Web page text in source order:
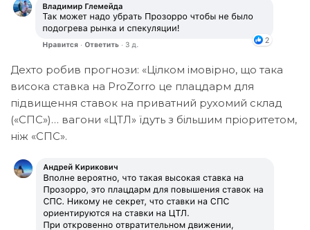
Дехто робив прогнози: «Цілком імовірно, що така
висока ставка на ProZorro це плацдарм для
підвищення ставок на приватний рухомий склад
(«СПС»)… вагони «ЦТЛ» їдуть з більшим пріоритетом,
ніж «СПС».